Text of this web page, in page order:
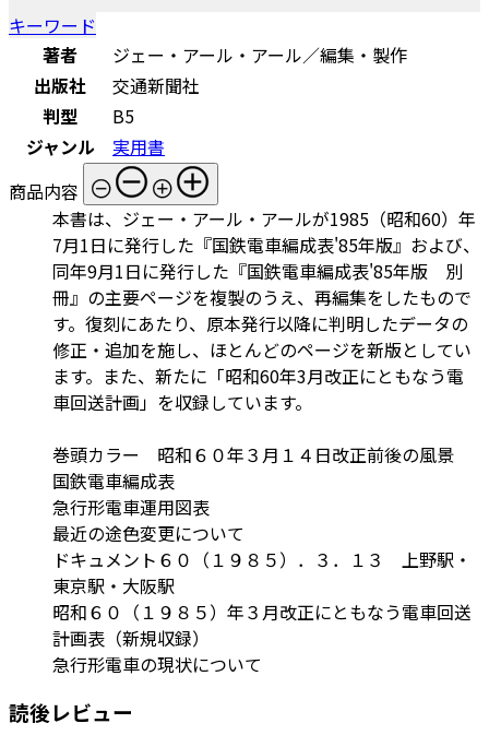
キーワード
著者
ジェー・アール・アール／編集・製作
出版社
交通新聞社
判型
B5
ジャンル
実用書
商品内容
本書は、ジェー・アール・アールが1985（昭和60）年
7月1日に発行した『国鉄電車編成表'85年版』および、
同年9月1日に発行した『国鉄電車編成表'85年版 別
冊』の主要ページを複製のうえ、再編集をしたもので
す。復刻にあたり、原本発行以降に判明したデータの
修正・追加を施し、ほとんどのページを新版としてい
ます。また、新たに「昭和60年3月改正にともなう電
車回送計画」を収録しています。
巻頭カラー 昭和６０年３月１４日改正前後の風景
国鉄電車編成表
急行形電車運用図表
最近の途色変更について
ドキュメント６０（１９８５）．３．１３ 上野駅・
東京駅・大阪駅
昭和６０（１９８５）年３月改正にともなう電車回送
計画表（新規収録）
急行形電車の現状について
読後レビュー